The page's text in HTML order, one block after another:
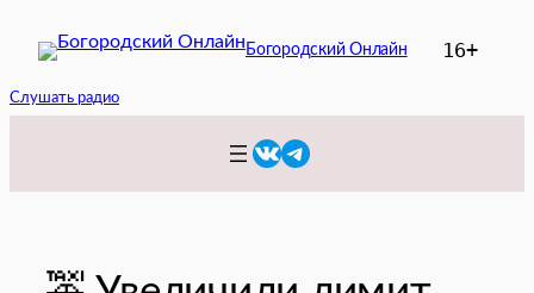
Богородский Онлайн 16+
Слушать радио
VKTelegram